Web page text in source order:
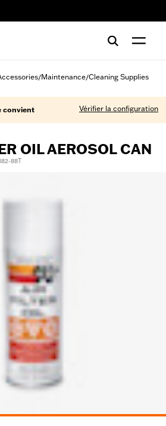
/Maintenance/Cleaning Supplies
convient Vérifier la configuration
OIL AEROSOL CAN
88T